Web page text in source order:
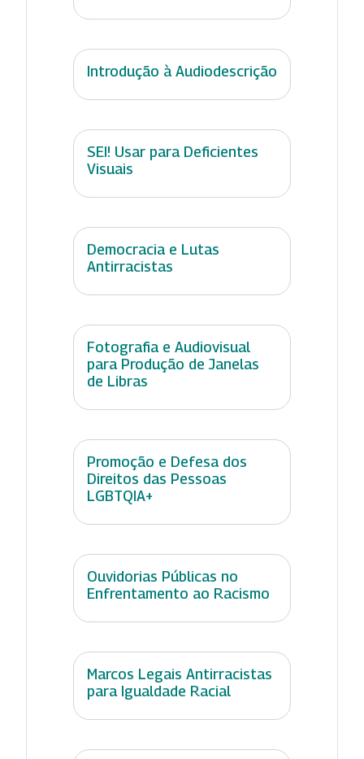
Introdução à Audiodescrição
SEI! Usar para Deficientes
Visuais
Democracia e Lutas
Antirracistas
Fotografia e Audiovisual
para Produção de Janelas
de Libras
Promoção e Defesa dos
Direitos das Pessoas
LGBTQIA+
Ouvidorias Públicas no
Enfrentamento ao Racismo
Marcos Legais Antirracistas
para Igualdade Racial